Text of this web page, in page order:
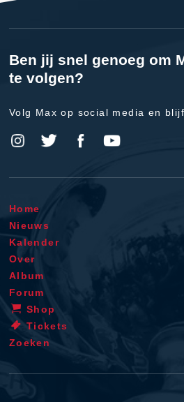
Ben jij snel genoeg om
te volgen?
Volg Max op social media en
Home
Nieuws
Kalender
Over
Album
Forum
Shop
Tickets
Zoeken